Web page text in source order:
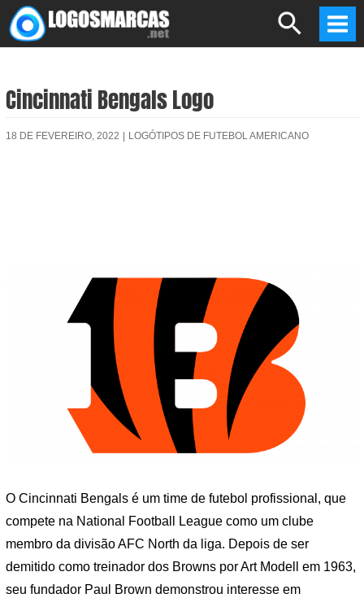
Skip
to
Search
Cincinnati Bengals Logo
18 DE FEVEREIRO, 2022 LOGÓTIPOS DE FUTEBOL AMERICANO
O Cincinnati Bengals é um time de futebol profissional, que
compete na National Football League como um clube
membro da divisão AFC North da liga. Depois de ser
demitido como treinador dos Browns por Art Modell em 1963,
seu fundador Paul Brown demonstrou interesse em